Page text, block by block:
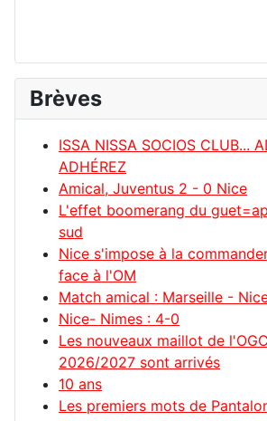
Brèves
ISSA NISSA SOCIOS CLUB...
ADHÉREZ
Amical, Juventus 2 - 0 Nice
L'effet boomerang du
sud
Nice s'impose à la
face à l'OM
Match amical : Marseille -
Nice- Nimes : 4-0
Les nouveaux maillot de
2026/2027 sont arrivés
10 ans
Les premiers mots de